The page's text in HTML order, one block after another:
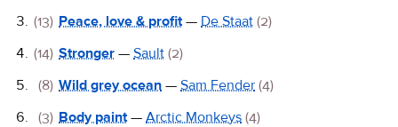
15 (13) Peace, love & profit— De Staat (2)
(14) Stronger — Sault (2)
(8) Wild grey ocean — Sam Fender (4)
(3) Body paint— Arctic Monkeys (4)